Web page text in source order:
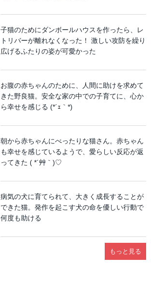
子猫のためにダンボールハウスを作ったら、レ
トリバーが離れなくなった！ 激しい攻防を繰り
広げるふたりの姿が可愛かった
お腹の赤ちゃんのために、人間に助けを求めて
きた野良猫。安全な家の中での子育てに、心か
ら幸せを感じる (*´ｪ｀*)
朝から赤ちゃんにべったりな猫さん。赤ちゃん
も幸せを感じているようで、愛らしい反応が返
ってきた ( *´艸｀)♡
病気の犬に育てられて、大きく成長することが
できた猫。発作を起こす犬の命を優しい行動で
何度も助ける
もっと見る